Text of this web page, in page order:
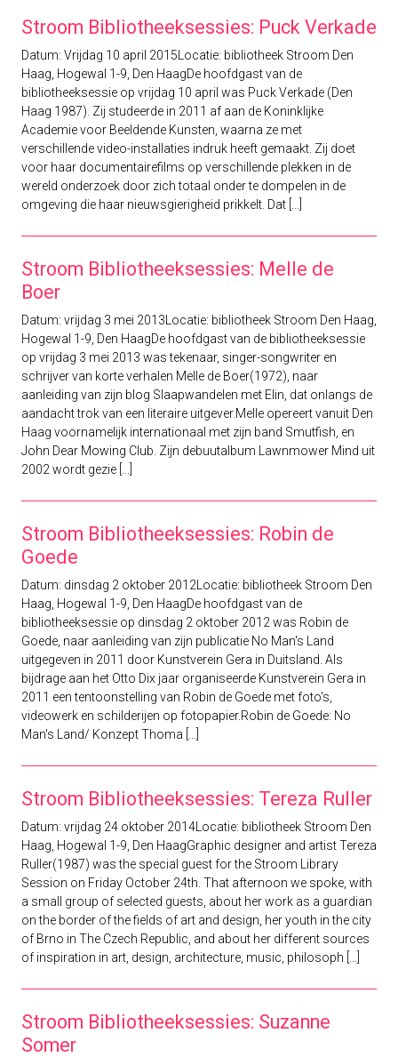
Stroom Bibliotheeksessies: Puck Verkade
Datum: Vrijdag 10 april 2015Locatie: bibliotheek Stroom Den
Haag, Hogewal 1-9, Den HaagDe hoofdgast van de
bibliotheeksessie op vrijdag 10 april was Puck Verkade (Den
Haag 1987). Zij studeerde in 2011 af aan de Koninklijke
Academie voor Beeldende Kunsten, waarna ze met
verschillende video-installaties indruk heeft gemaakt. Zij doet
voor haar documentairefilms op verschillende plekken in de
wereld onderzoek door zich totaal onder te dompelen in de
omgeving die haar nieuwsgierigheid prikkelt. Dat [...]
Stroom Bibliotheeksessies: Melle de
Boer
Datum: vrijdag 3 mei 2013Locatie: bibliotheek Stroom Den Haag,
Hogewal 1-9, Den HaagDe hoofdgast van de bibliotheeksessie
op vrijdag 3 mei 2013 was tekenaar, singer-songwriter en
schrijver van korte verhalen Melle de Boer(1972), naar
aanleiding van zijn blog Slaapwandelen met Elin, dat onlangs de
aandacht trok van een literaire uitgever.Melle opereert vanuit Den
Haag voornamelijk internationaal met zijn band Smutfish, en
John Dear Mowing Club. Zijn debuutalbum Lawnmower Mind uit
2002 wordt gezie [...]
Stroom Bibliotheeksessies: Robin de
Goede
Datum: dinsdag 2 oktober 2012Locatie: bibliotheek Stroom Den
Haag, Hogewal 1-9, Den HaagDe hoofdgast van de
bibliotheeksessie op dinsdag 2 oktober 2012 was Robin de
Goede, naar aanleiding van zijn publicatie No Man's Land
uitgegeven in 2011 door Kunstverein Gera in Duitsland. Als
bijdrage aan het Otto Dix jaar organiseerde Kunstverein Gera in
2011 een tentoonstelling van Robin de Goede met foto's,
videowerk en schilderijen op fotopapier.Robin de Goede: No
Man's Land/ Konzept Thoma [...]
Stroom Bibliotheeksessies: Tereza Ruller
Datum: vrijdag 24 oktober 2014Locatie: bibliotheek Stroom Den
Haag, Hogewal 1-9, Den HaagGraphic designer and artist Tereza
Ruller(1987) was the special guest for the Stroom Library
Session on Friday October 24th. That afternoon we spoke, with
a small group of selected guests, about her work as a guardian
on the border of the fields of art and design, her youth in the city
of Brno in The Czech Republic, and about her different sources
of inspiration in art, design, architecture, music, philosoph [...]
Stroom Bibliotheeksessies: Suzanne
Somer